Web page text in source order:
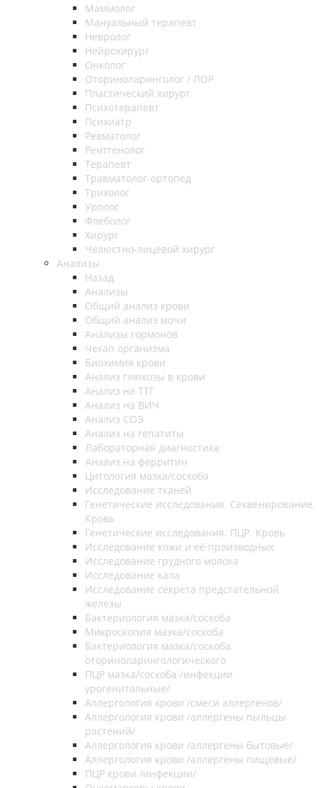
Маммолог
Мануальный терапевт
Невролог
Нейрохирург
Онколог
Оториноларинголог / ЛОР
Пластический хирург
Психотерапевт
Психиатр
Ревматолог
Рентгенолог
Терапевт
Травматолог-ортопед
Трихолог
Уролог
Флеболог
Хирург
Челюстно-лицевой хирург
Анализы
Назад
Анализы
Общий анализ крови
Общий анализ мочи
Анализы гормонов
Чекап организма
Биохимия крови
Анализ глюкозы в крови
Анализ на ТТГ
Анализ на ВИЧ
Анализ СОЭ
Анализ на гепатиты
Лабораторная диагностика
Анализ на ферритин
Цитология мазка/соскоба
Исследование тканей
Генетические исследования. Секвенирование.
Кровь
Генетические исследования. ПЦР. Кровь
Исследование кожи и её производных
Исследование грудного молока
Исследование кала
Исследование секрета предстательной
железы
Бактериология мазка/соскоба
Микроскопия мазка/соскоба
Бактериология мазка/соскоба
оториноларингологического
ПЦР мазка/соскоба /инфекции
урогенитальные/
Аллергология крови /смеси аллергенов/
Аллергология крови /аллергены пыльцы
растений/
Аллергология крови /аллергены бытовые/
Аллергология крови /аллергены пищевые/
ПЦР крови /инфекции/